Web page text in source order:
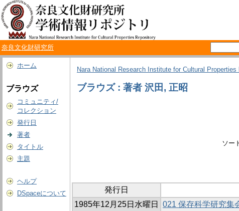
奈良文化財研究所
ホーム
ブラウズ
コミュニティ/
コレクション
発行日
著者
タイトル
主題
ヘルプ
DSpaceについて
Nara National Research Institute for Cultural Properties
ブラウズ : 著者 沢田, 正昭
ソー
発行日
1985年12月25日水曜日
021 保存科学研究集